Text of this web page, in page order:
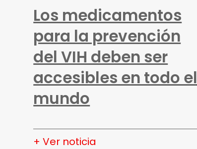
Los medicamentos
para la prevención
del VIH deben ser
accesibles en todo el
mundo
+ Ver noticia